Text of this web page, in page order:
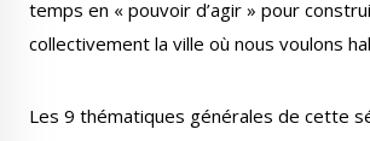
temps en « pouvoir d’agir » pour
collectivement la ville où nous voulons
Les 9 thématiques générales de cette